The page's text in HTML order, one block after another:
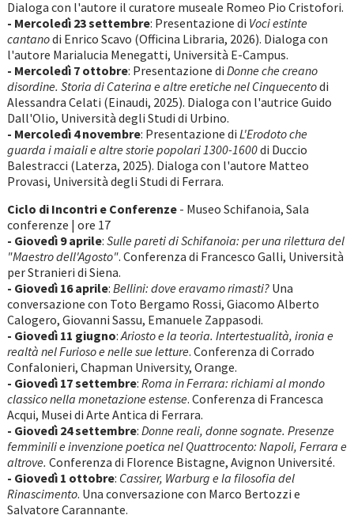
Dialoga con l'autore il curatore museale Romeo Pio Cristofori.
- Mercoledì 23 settembre: Presentazione di Voci estinte
cantanodi Enrico Scavo (Officina Libraria, 2026). Dialoga con
l'autore Marialucia Menegatti, Università E-Campus.
- Mercoledì 7 ottobre: Presentazione di Donne che creano
disordine. Storia di Caterina e altre eretiche nel Cinquecentodi
Alessandra Celati (Einaudi, 2025). Dialoga con l'autrice Guido
Dall'Olio, Università degli Studi di Urbino.
- Mercoledì 4 novembre: Presentazione di L'Erodoto che
guarda i maiali e altre storie popolari 1300-1600di Duccio
Balestracci (Laterza, 2025). Dialoga con l'autore Matteo
Provasi, Università degli Studi di Ferrara.
Ciclo di Incontri e Conferenze - Museo Schifanoia, Sala
conferenze | ore 17
- Giovedì 9 aprile: Sulle pareti di Schifanoia: per una rilettura del
"Maestro dell'Agosto". Conferenza di Francesco Galli, Università
per Stranieri di Siena.
- Giovedì 16 aprile: Bellini: dove eravamo rimasti? Una
conversazione con Toto Bergamo Rossi, Giacomo Alberto
Calogero, Giovanni Sassu, Emanuele Zappasodi.
- Giovedì 11 giugno:Ariosto e la teoria. Intertestualità, ironia e
realtà nel Furioso e nelle sue letture. Conferenza di Corrado
Confalonieri, Chapman University, Orange.
- Giovedì 17 settembre: Roma in Ferrara: richiami al mondo
classico nella monetazione estense. Conferenza di Francesca
Acqui, Musei di Arte Antica di Ferrara.
- Giovedì 24 settembre: Donne reali, donne sognate. Presenze
femminili e invenzione poetica nel Quattrocento: Napoli, Ferrara e
altrove. Conferenza di Florence Bistagne, Avignon Université.
- Giovedì 1 ottobre: Cassirer, Warburg e la filosofia del
Rinascimento. Una conversazione con Marco Bertozzi e
Salvatore Carannante.